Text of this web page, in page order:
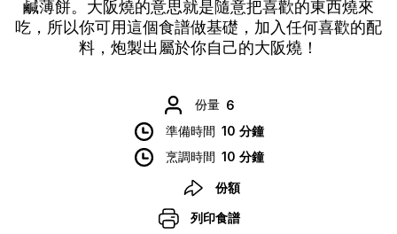
鹹薄餅。大阪燒的意思就是隨意把喜歡的東西燒來
吃，所以你可用這個食譜做基礎，加入任何喜歡的配
料，炮製出屬於你自己的大阪燒！
份量 6
準備時間 10 分鐘
烹調時間 10 分鐘
份額
列印食譜